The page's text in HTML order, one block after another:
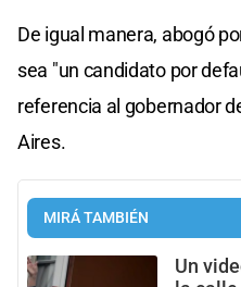
De igual manera, abogó
sea "un candidato por
referencia al gobernador
Aires.
MIRÁ TAMBIÉN
Un